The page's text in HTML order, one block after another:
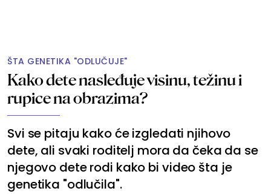
ŠTA GENETIKA "ODLUČUJE"
Kako dete nasleđuje visinu, težinu i
rupice na obrazima?
Svi se pitaju kako će izgledati njihovo
dete, ali svaki roditelj mora da čeka da se
njegovo dete rodi kako bi video šta je
genetika "odlučila".